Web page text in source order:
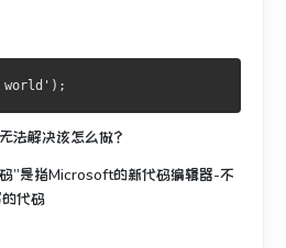
法解决该怎么做？
”是指Microsoft的新代码编辑器-不
代码